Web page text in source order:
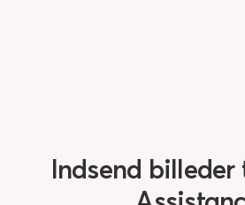
Indsend billeder